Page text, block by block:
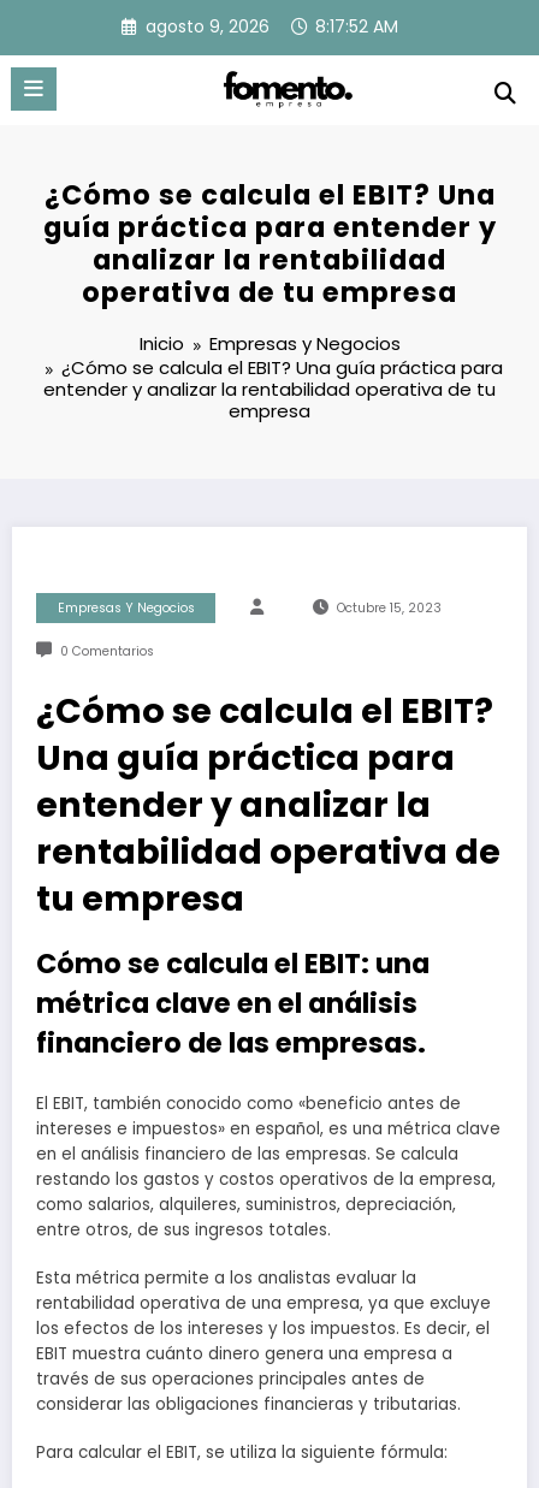
contenido
agosto 9, 2026 8:17:52 AM
¿Cómo se calcula el EBIT? Una
guía práctica para entender y
analizar la rentabilidad
operativa de tu empresa
Inicio
Empresas y Negocios
¿Cómo se calcula el EBIT? Una guía práctica para
entender y analizar la rentabilidad operativa de tu
empresa
Empresas Y Negocios Octubre 15, 2023
0 Comentarios
¿Cómo se calcula el EBIT?
Una guía práctica para
entender y analizar la
rentabilidad operativa de
tu empresa
Cómo se calcula el EBIT: una
métrica clave en el análisis
financiero de las empresas.
El EBIT, también conocido como «beneficio antes de
intereses e impuestos» en español, es una métrica clave
en el análisis financiero de las empresas. Se calcula
restando los gastos y costos operativos de la empresa,
como salarios, alquileres, suministros, depreciación,
entre otros, de sus ingresos totales.
Esta métrica permite a los analistas evaluar la
rentabilidad operativa de una empresa, ya que excluye
los efectos de los intereses y los impuestos. Es decir, el
EBIT muestra cuánto dinero genera una empresa a
través de sus operaciones principales antes de
considerar las obligaciones financieras y tributarias.
Para calcular el EBIT, se utiliza la siguiente fórmula: